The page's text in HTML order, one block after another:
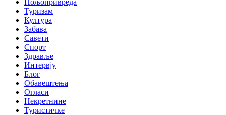
Туризам
Култура
Забава
Савети
Спорт
Здравље
Интервју
Блог
Обавештења
Огласи
Некретнине
Туристичке